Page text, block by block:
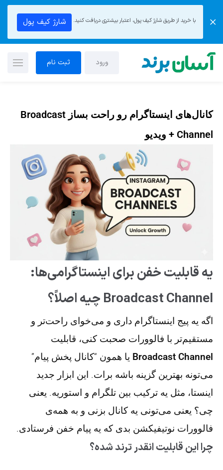
با خرید از طریق شارژ کیف پول، اعتبار بیشتری دریافت کنید. شارژ کیف پول
ورود ثبت نام
کانال‌های اینستاگرام رو راحت بساز Broadcast
Channel + ویدیو
یه قابلیت خفن برای اینستاگرامی‌ها:
Broadcast Channel چیه اصلاً؟
اگه یه پیج اینستاگرام داری و می‌خوای راحت‌تر و
مستقیم‌تر با فالوورات صحبت کنی، قابلیت
Broadcast Channel یا همون “کانال پخش پیام”
می‌تونه بهترین گزینه باشه برات. این ابزار جدید
اینستا، مثل یه ترکیب بین تلگرام و استوریه. یعنی
چی؟ یعنی می‌تونی یه کانال بزنی و به همه‌ی
فالوورات نوتیفیکشن بدی که یه پیام خفن فرستادی.
چرا این قابلیت انقدر ترند شده؟